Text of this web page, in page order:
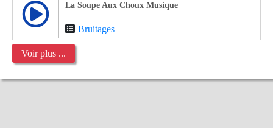
La Soupe Aux Choux Musique
Bruitages
Voir plus ...